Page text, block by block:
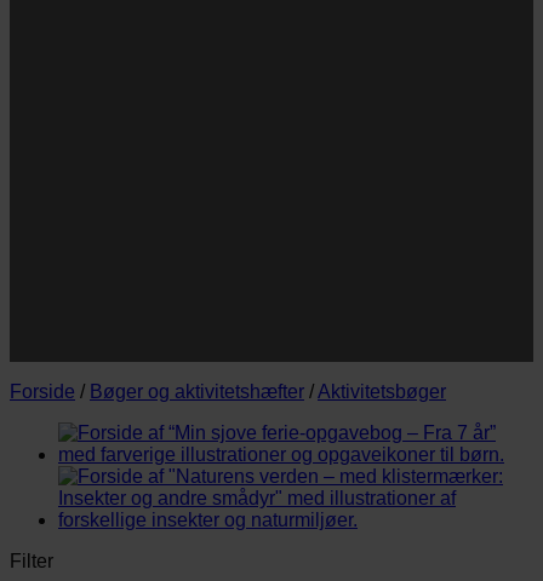
Forside / Bøger og aktivitetshæfter /Aktivitetsbøger
Filter